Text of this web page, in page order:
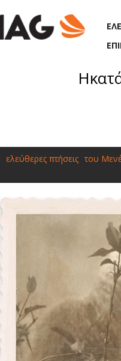
ελεύθερες πτήσεις του